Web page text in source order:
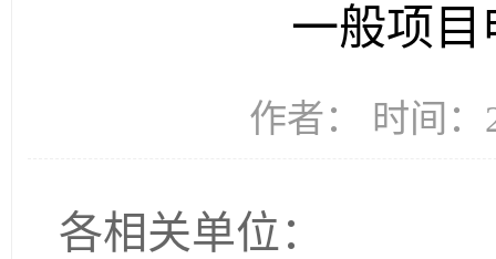
一般项
作者： 时间：
各相关单位：